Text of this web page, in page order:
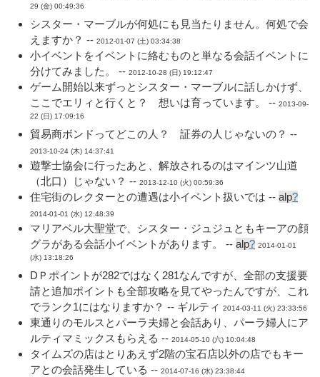
29 (金) 00:49:36
シスター・マーブルが何処にも見当たりません。何処で会
えますか？ -- 2012-01-07 (土) 03:34:38
小イベントをイベントに絡むものと単なる会話イベントに
分けてみました。 -- 2012-10-28 (日) 19:12:47
ゲーム開始以来ずっとシスター・マーブルに話しかけず、
ここでエリィと行くと？ 想いは育っています。 -- 2013-09-
22 (日) 17:09:16
貿易商ボンドってどこの人？ 証券の人じゃないの？ --
2013-10-24 (木) 14:37:41
遊撃士協会に行ったあと、解放されるのはマインツ山道
（北口）じゃない？ -- 2013-12-10 (火) 00:59:36
住宅街のレクターとの遭遇は小イベント扱いでは -- alp?
2014-01-01 (水) 12:48:39
マリアベル大聖堂で、シスター・ジュジュともキーアの顔
グラがある会話小イベントがあります。 -- alp? 2014-01-01
(水) 13:18:26
DＰポイントが282ではなく281なんですが、全部の支援要
請と追加ポイントも全部攻略を見てやったんですが、これ
でランク1にはなりますか？ -- ギルティ
2014-03-11 (火) 23:33:56
東通りのモルスとパーラ夫婦と会話あり、パーラ婦人にア
ルティマミックスもらえる -- 2014-05-10 (六) 10:04:48
タイムズの店はとりあえず2階の宝石店以外の店でもキー
アとの会話発生している -- 2014-07-16 (水) 23:38:44